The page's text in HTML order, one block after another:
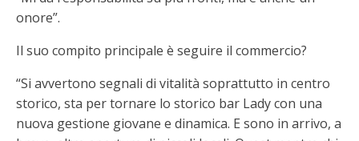
onore”.
Il suo compito principale è seguire il commercio?
“Si avvertono segnali di vitalità soprattutto in centro
storico, sta per tornare lo storico bar Lady con una
nuova gestione giovane e dinamica. E sono in arrivo, a